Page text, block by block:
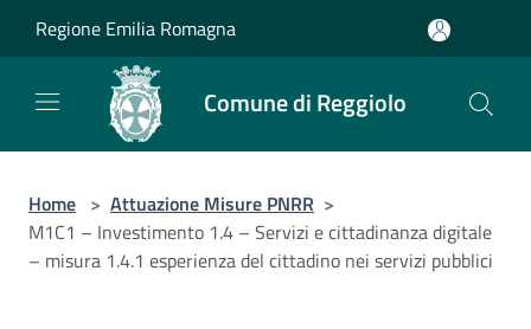
Regione Emilia Romagna
Comune di Reggiolo
Home > Attuazione Misure PNRR >
M1C1 – Investimento 1.4 – Servizi e cittadinanza digitale
– misura 1.4.1 esperienza del cittadino nei servizi pubblici